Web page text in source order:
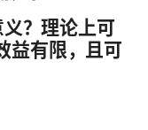
？理论上可
益有限，且可